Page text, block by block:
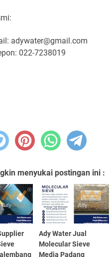
adywater@gmail.com
022-7238019
menyukai postingan ini :
Ady Water Jual
Molecular Sieve
Media Padang